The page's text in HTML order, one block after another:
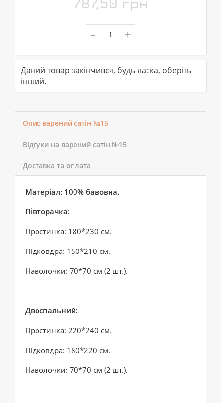
- +
Даний товар закінчився, будь ласка, оберіть
інший.
Опис варений сатін №15
Відгуки на варений сатін №15
Доставка та оплата
Матеріал: 100% бавовна.
Півторачка:
Простинка: 180*230 см.
Підковдра: 150*210 см.
Наволочки: 70*70 см (2 шт.).
Двоспальний:
Простинка: 220*240 см.
Підковдра: 180*220 см.
Наволочки: 70*70 см (2 шт.).